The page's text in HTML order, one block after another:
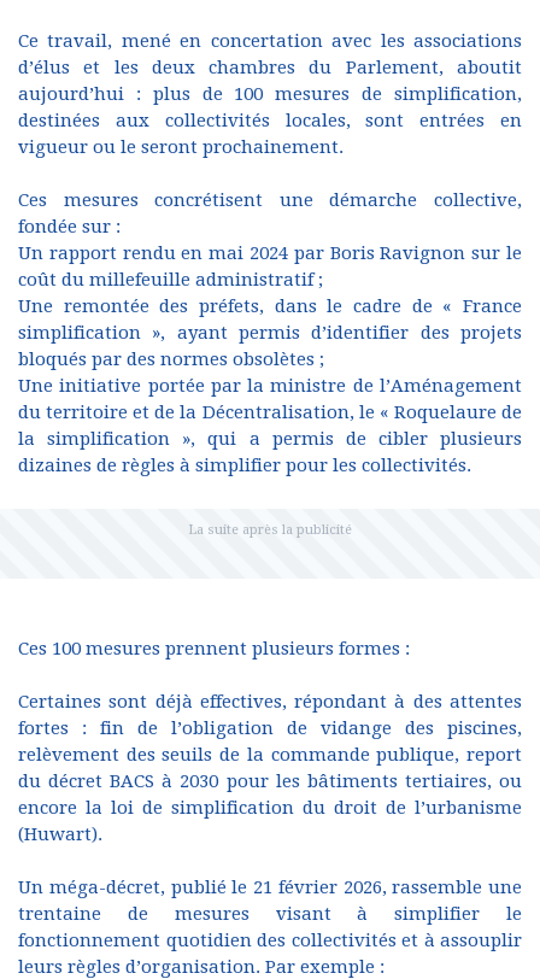
Ce travail, mené en concertation avec les associations
d’élus et les deux chambres du Parlement, aboutit
aujourd’hui : plus de 100 mesures de simplification,
destinées aux collectivités locales, sont entrées en
vigueur ou le seront prochainement.
Ces mesures concrétisent une démarche collective,
fondée sur :
Un rapport rendu en mai 2024 par Boris Ravignon sur le
coût du millefeuille administratif ;
Une remontée des préfets, dans le cadre de « France
simplification », ayant permis d’identifier des projets
bloqués par des normes obsolètes ;
Une initiative portée par la ministre de l’Aménagement
du territoire et de la Décentralisation, le « Roquelaure de
la simplification », qui a permis de cibler plusieurs
dizaines de règles à simplifier pour les collectivités.
Ces 100 mesures prennent plusieurs formes :
Certaines sont déjà effectives, répondant à des attentes
fortes : fin de l’obligation de vidange des piscines,
relèvement des seuils de la commande publique, report
du décret BACS à 2030 pour les bâtiments tertiaires, ou
encore la loi de simplification du droit de l’urbanisme
(Huwart).
Un méga-décret, publié le 21 février 2026, rassemble une
trentaine de mesures visant à simplifier le
fonctionnement quotidien des collectivités et à assouplir
leurs règles d’organisation. Par exemple :